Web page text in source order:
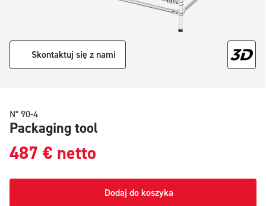
Skontaktuj się z nami
N° 90-4
Packaging tool
487 € netto
Dodaj do koszyka